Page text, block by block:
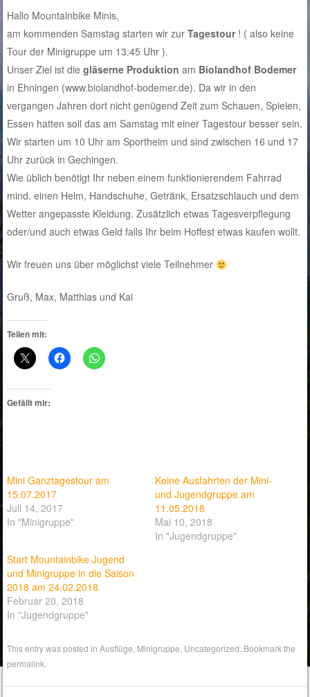
Hallo Mountainbike Minis,
am kommenden Samstag starten wir zur Tagestour! ( also keine
Tour der Minigruppe um 13:45 Uhr ).
Unser Ziel ist diegläserne Produktion am Biolandhof Bodemer
in Ehningen (www.biolandhof-bodemer.de). Da wir in den
vergangen Jahren dort nicht genügend Zeit zum Schauen, Spielen,
Essen hatten soll das am Samstag mit einer Tagestour besser sein.
Wir starten um 10 Uhr am Sportheim und sind zwischen 16 und 17
Uhr zurück in Gechingen.
Wie üblich benötigt Ihr neben einem funktionierendem Fahrrad
mind. einen Helm, Handschuhe, Getränk, Ersatzschlauch und dem
Wetter angepasste Kleidung. Zusätzlich etwas Tagesverpflegung
oder/und auch etwas Geld falls Ihr beim Hoffest etwas kaufen wollt.
Wir freuen uns über möglichst viele Teilnehmer
Gruß, Max, Matthias und Kai
Teilen mit:
Gefällt mir:
Mini Ganztagestour am
15.07.2017
Juli 14, 2017
In "Minigruppe"
Keine Ausfahrten der Mini-
und Jugendgruppe am
11.05.2018
Mai 10, 2018
In "Jugendgruppe"
Start Mountainbike Jugend
und Minigruppe in die Saison
2018 am 24.02.2018
Februar 20, 2018
In "Jugendgruppe"
This entry was posted inAusflüge Minigruppe Uncategorized . Bookmark the
permalink